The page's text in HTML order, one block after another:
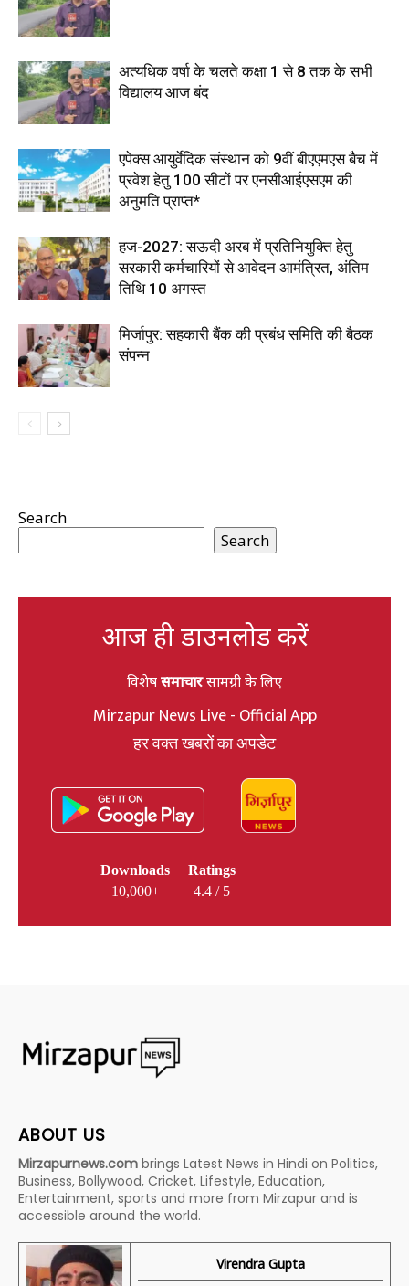
अत्यधिक वर्षा के चलते कक्षा 1 से 8 तक के सभी
विद्यालय आज बंद
एपेक्स आयुर्वेदिक संस्थान को 9वीं बीएएमएस बैच में
प्रवेश हेतु 100 सीटों पर एनसीआईएसएम की
अनुमति प्राप्त*
हज-2027: सऊदी अरब में प्रतिनियुक्ति हेतु
सरकारी कर्मचारियों से आवेदन आमंत्रित, अंतिम
तिथि 10 अगस्त
मिर्जापुर: सहकारी बैंक की प्रबंध समिति की बैठक
संपन्न
Search
Search
आज ही डाउनलोड करें
विशेषसमाचारसामग्री के लिए
Mirzapur News Live - Official App
हर वक्त खबरों का अपडेट
Downloads
10,000+
Ratings
4.4 / 5
ABOUT US
Mirzapurnews.com brings Latest News in Hindi on Politics,
Business, Bollywood, Cricket, Lifestyle, Education,
Entertainment, sports and more from Mirzapur and is
accessible around the world.
Virendra Gupta